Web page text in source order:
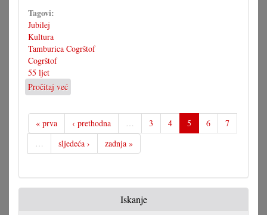
Tagovi:
Jubilej
Kultura
Tamburica Cogrštof
Cogrštof
55 ljet
Pročitaj već
Dostojno
svečevanje
55.
obljetnice
« prva ‹ prethodna … 3 4 5 6
7
…
sljedeća › zadnja »
Iskanje